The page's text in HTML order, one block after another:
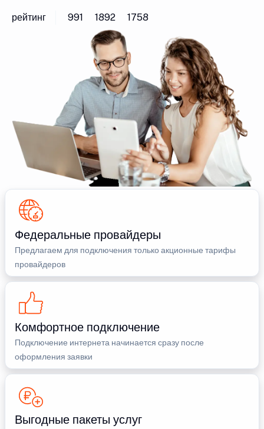
рейтинг 991 1892 1758
Федеральные провайдеры
Предлагаем для подключения только акционные тарифы
провайдеров
Комфортное подключение
Подключение интернета начинается сразу после
оформления заявки
Выгодные пакеты услуг